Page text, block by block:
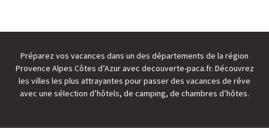
Préparez vos vacances dans un des départements de la région
Provence Alpes Côtes d’Azur avec decouverte-paca.fr. Découvrez
les villes les plus attrayantes pour passer des vacances de rêve
avec une sélection d’hôtels, de camping, de chambres d’hôtes.